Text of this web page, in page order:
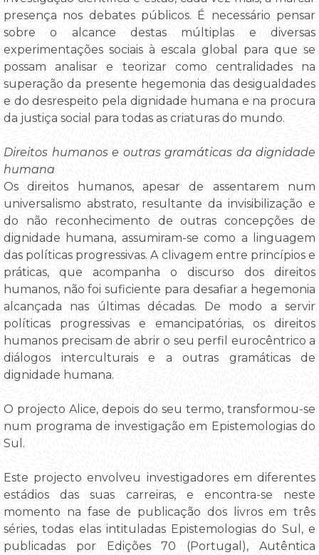
presença nos debates públicos. É necessário pensar
sobre o alcance destas múltiplas e diversas
experimentações sociais à escala global para que se
possam analisar e teorizar como centralidades na
superação da presente hegemonia das desigualdades
e do desrespeito pela dignidade humana e na procura
da justiça social para todas as criaturas do mundo.
Direitos humanos e outras gramáticas da dignidade
humana
Os direitos humanos, apesar de assentarem num
universalismo abstrato, resultante da invisibilização e
do não reconhecimento de outras concepções de
dignidade humana, assumiram-se como a linguagem
das políticas progressivas. A clivagem entre princípios e
práticas, que acompanha o discurso dos direitos
humanos, não foi suficiente para desafiar a hegemonia
alcançada nas últimas décadas. De modo a servir
políticas progressivas e emancipatórias, os direitos
humanos precisam de abrir o seu perfil eurocêntrico a
diálogos interculturais e a outras gramáticas de
dignidade humana.
O projecto Alice, depois do seu termo, transformou-se
num programa de investigação em Epistemologias do
Sul.
Este projecto envolveu investigadores em diferentes
estádios das suas carreiras, e encontra-se neste
momento na fase de publicação dos livros em três
séries, todas elas intituladas Epistemologias do Sul, e
publicadas por Edições 70 (Portugal), Autêntica